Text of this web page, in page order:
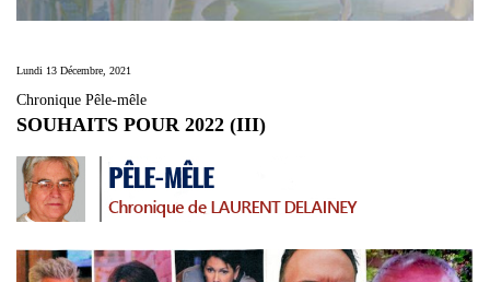
Lundi 13 Décembre, 2021
Chronique Pêle-mêle
SOUHAITS POUR 2022 (III)